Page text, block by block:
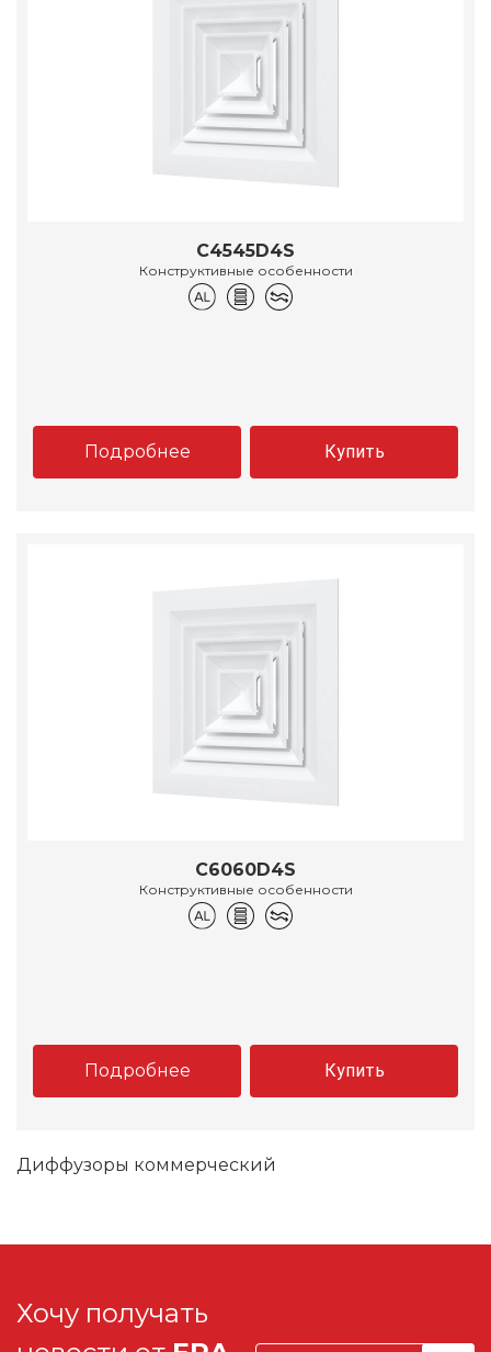
C4545D4S
Конструктивные особенности
Подробнее Купить
C6060D4S
Конструктивные особенности
Подробнее Купить
Диффузоры коммерческий
Хочу получать